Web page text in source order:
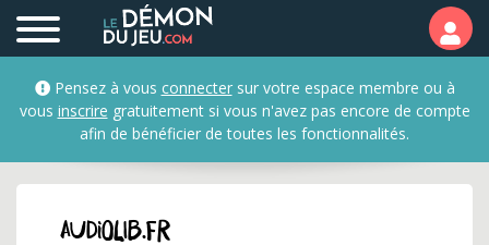
audiolib.fr ✅ Gagnez
Pensez à vous connectersur votre espace membre ou à
vous inscrire gratuitement si vous n'avez pas encore de compte
afin de bénéficier de toutes les fonctionnalités.
audiolib.fr